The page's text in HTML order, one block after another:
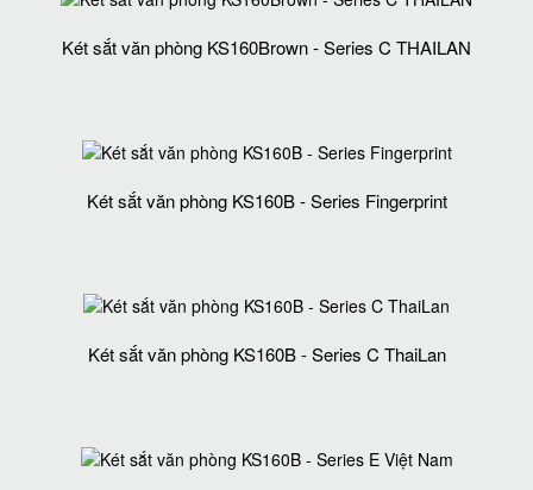
Két sắt văn phòng KS160Brown - Series C THAILAN
Két sắt văn phòng KS160B - Series Fingerprint
Két sắt văn phòng KS160B - Series C ThaiLan